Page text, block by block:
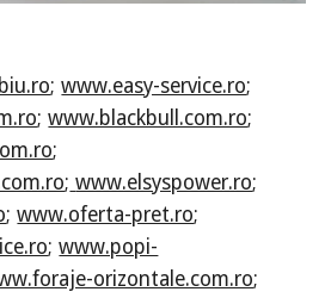
;www.easy-service.ro;
;www.blackbull.com.ro;
;
; www.elsyspower.ro;
;www.oferta-pret.ro;
;www.popi-
orizontale.com.ro;